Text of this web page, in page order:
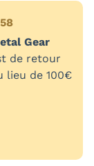
Gear
de retour
lieu de 100€